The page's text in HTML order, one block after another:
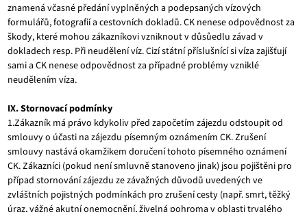
znamená včasné předání vyplněných a podepsaných vízových
formulářů, fotografií a cestovních dokladů. CK nenese odpovědnost za
škody, které mohou zákazníkovi vzniknout v důsůedlu závad v
dokladech resp. Při neudělení víz. Cizí státní příslušnící si víza zajišťují
sami a CK nenese odpovědnost za případné problémy vzniklé
neudělením víza.
IX. Stornovací podmínky
1.Zákazník má právo kdykoliv před započetím zájezdu odstoupit od
smlouvy o účasti na zájezdu písemným oznámením CK. Zrušení
smlouvy nastává okamžikem doručení tohoto písemného oznámení
CK. Zákazníci (pokud není smluvně stanoveno jinak) jsou pojištěni pro
případ stornování zájezdu ze závažných důvodů uvedených ve
zvláštních pojistných podmínkách pro zrušení cesty (např. smrt, těžký
úraz, vážné akutní onemocnění, živelná pohroma v oblasti trvalého